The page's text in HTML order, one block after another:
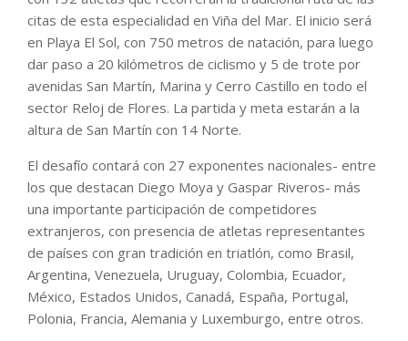
citas de esta especialidad en Viña del Mar. El inicio será
en Playa El Sol, con 750 metros de natación, para luego
dar paso a 20 kilómetros de ciclismo y 5 de trote por
avenidas San Martín, Marina y Cerro Castillo en todo el
sector Reloj de Flores. La partida y meta estarán a la
altura de San Martín con 14 Norte.
El desafío contará con 27 exponentes nacionales- entre
los que destacan Diego Moya y Gaspar Riveros- más
una importante participación de competidores
extranjeros, con presencia de atletas representantes
de países con gran tradición en triatlón, como Brasil,
Argentina, Venezuela, Uruguay, Colombia, Ecuador,
México, Estados Unidos, Canadá, España, Portugal,
Polonia, Francia, Alemania y Luxemburgo, entre otros.